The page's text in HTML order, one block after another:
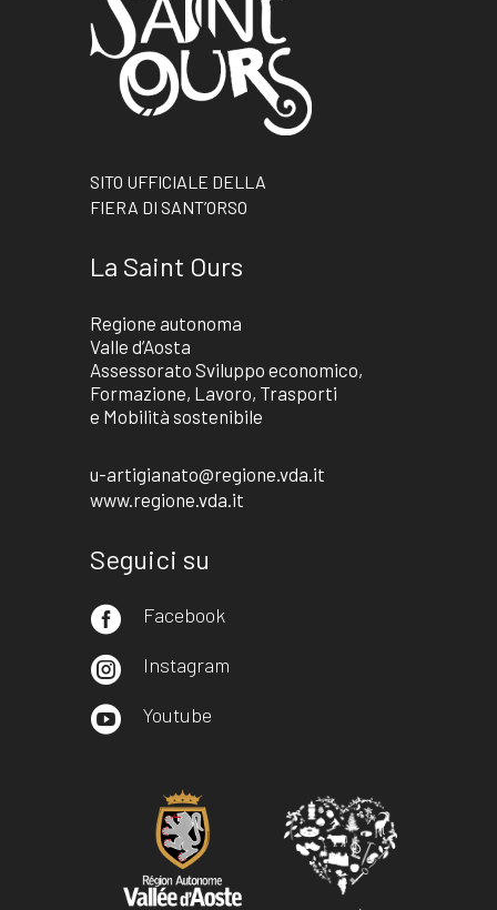
SITO UFFICIALE DELLA
FIERA DI SANT’ORSO
La Saint Ours
Regione autonoma
Valle d’Aosta
Assessorato Sviluppo economico,
Formazione, Lavoro, Trasporti
e Mobilità sostenibile
u-artigianato@regione.vda.it
www.regione.vda.it
Seguici su
 Facebook
 Instagram
 Youtube